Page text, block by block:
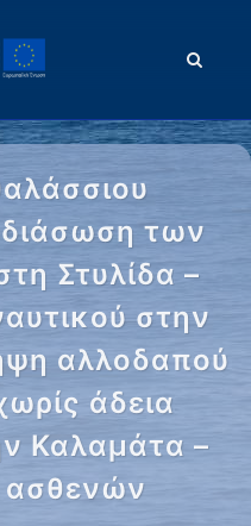
των
Στυλίδα –
στην
αλλοδαπού
άδεια
Καλαμάτα –
ασθενών